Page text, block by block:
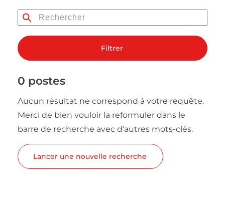
Filtrer
0 postes
Aucun résultat ne correspond à votre requête.
Merci de bien vouloir la reformuler dans le
barre de recherche avec d'autres mots-clés.
Lancer une nouvelle recherche